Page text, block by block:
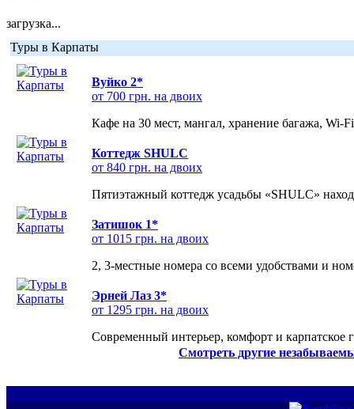
загрузка...
Туры в Карпаты
Вуйко 2*
от 700 грн. на двоих
Кафе на 30 мест, мангал, хранение багажа, Wi-
Коттедж SHULC
от 840 грн. на двоих
Пятиэтажный коттедж усадьбы «SHULC»
Затишок 1*
от 1015 грн. на двоих
2, 3-местные номера со всеми удобствами и
Эрней Лаз 3*
от 1295 грн. на двоих
Современный интерьер, комфорт и карпатское
Смотреть другие